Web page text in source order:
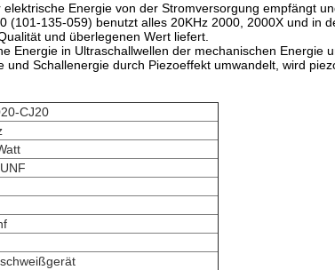
Energie von der Stromversorgung empfängt
(101-135-059) benutzt alles 20KHz 2000, 2000X und in
und überlegenen Wert liefert.
Energie in Ultraschallwellen der mechanischen Energie
Schallenergie durch Piezoeffekt umwandelt, wird
CJ20